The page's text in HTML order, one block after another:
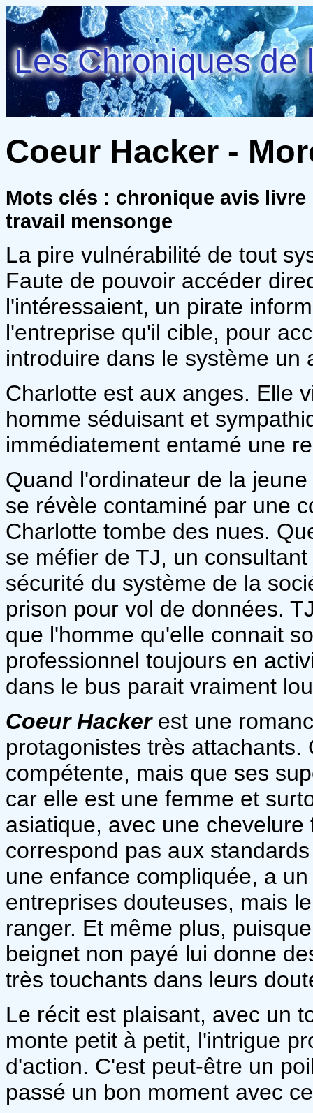
Les Chroniques de
Coeur Hacker -
Mots clés : chronique avis
travail mensonge
La pire vulnérabilité de tout
Faute de pouvoir accéder
l'intéressaient, un pirate
l'entreprise qu'il cible, pour
introduire dans le système un
Charlotte est aux anges. Elle
homme séduisant et
immédiatement entamé une
Quand l'ordinateur de la
se révèle contaminé par une
Charlotte tombe des nues.
se méfier de TJ, un
sécurité du système de la
prison pour vol de données.
que l'homme qu'elle connait
professionnel toujours en
dans le bus parait vraiment
Coeur Hackerest une
protagonistes très
compétente, mais que ses
car elle est une femme et
asiatique, avec une
correspond pas aux
une enfance compliquée, a
entreprises douteuses, mais
ranger. Et même plus,
beignet non payé lui donne
très touchants dans leurs
Le récit est plaisant, avec un
monte petit à petit, l'intrigue
d'action. C'est peut-être un
passé un bon moment avec